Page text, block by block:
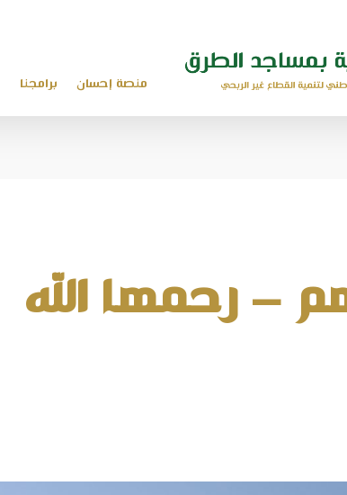
منصة إحسان برامجنا
– رحمها الله